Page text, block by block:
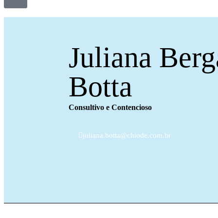
Juliana
Botta
Consultivo e Contencioso
juliana.botta@chiode.com.br